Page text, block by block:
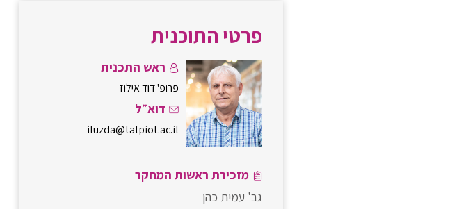
פרטי התוכנית
ראש התכנית
פרופ' דוד אילוז
דוא״ל
iluzda@talpiot.ac.il
מזכירת ראשות המחקר
גב' עמית כהן